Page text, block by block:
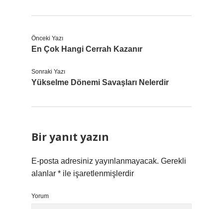
Önceki Yazı
En Çok Hangi Cerrah Kazanır
Sonraki Yazı
Yükselme Dönemi Savaşları Nelerdir
Bir yanıt yazın
E-posta adresiniz yayınlanmayacak. Gerekli
alanlar * ile işaretlenmişlerdir
Yorum